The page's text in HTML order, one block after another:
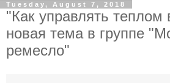
Tuesday, August 7, 2018
"Как управлять теплом
новая тема в группе
ремесло"